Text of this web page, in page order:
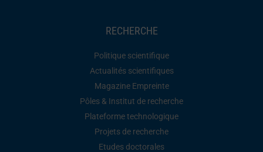
RECHERCHE
Politique scientifique
Actualités scientifiques
Magazine Empreinte
Pôles & Institut de recherche
Plateforme technologique
Projets de recherche
Etudes doctorales